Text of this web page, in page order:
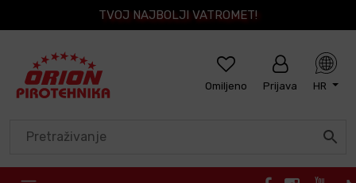
TVOJ NAJBOLJI VATROMET!
Omiljeno Prijava HR